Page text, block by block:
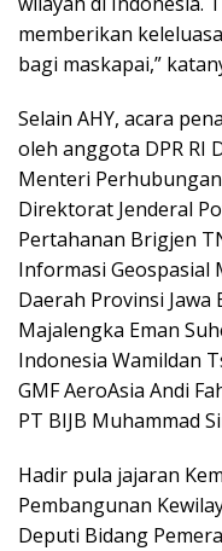
memberikan
bagi maskapai,”
Selain AHY, acara
oleh anggota DPR RI
Menteri
Direktorat Jenderal
Pertahanan Brigjen
Informasi Geospasial
Daerah Provinsi
Majalengka Eman
Indonesia Wamildan
GMF AeroAsia Andi
PT BIJB Muhammad
Hadir pula jajaran
Pembangunan
Deputi Bidang